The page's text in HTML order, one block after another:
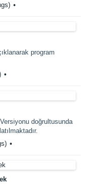
program
doğrultusunda